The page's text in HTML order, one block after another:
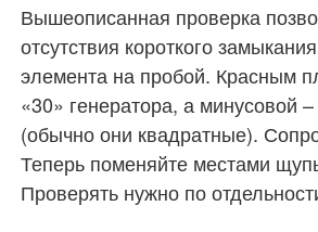
Вышеописанная проверка
отсутствия короткого
элемента на пробой. Красным
«30» генератора, а минусовой
(обычно они квадратные).
Теперь поменяйте местами
Проверять нужно по